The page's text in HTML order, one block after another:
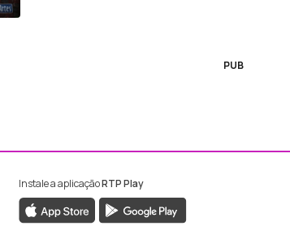
PUB
RTP Madeira
da RTP Madeira
Instale a aplicaçãoRTP Play